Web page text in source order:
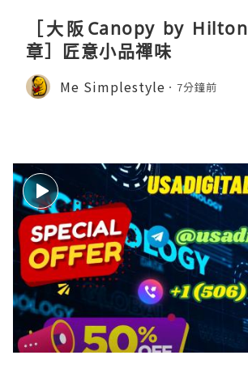
［大阪Canopy by
章］匠意小品禪味
Me Simplestyle 7分鐘前